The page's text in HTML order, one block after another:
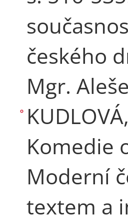
českého
Mgr.
Komedie
Moderní
textem a